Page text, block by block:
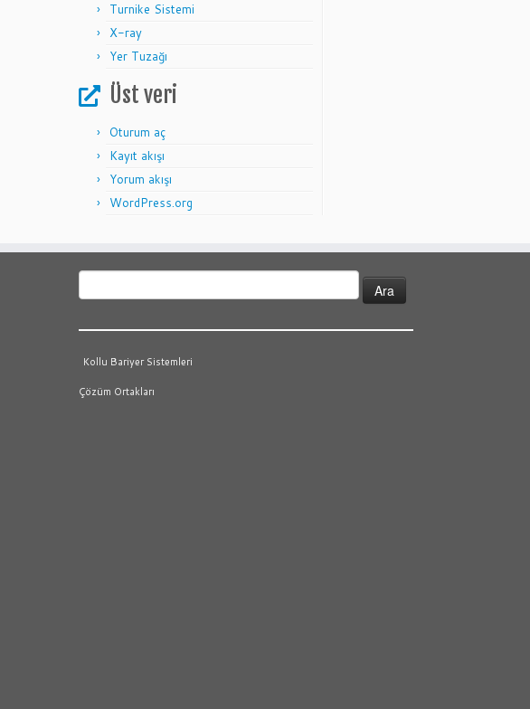
Turnike Sistemi
X-ray
Yer Tuzağı
Üst veri
Oturum aç
Kayıt akışı
Yorum akışı
WordPress.org
Kollu Bariyer Sistemleri
Çözüm Ortakları